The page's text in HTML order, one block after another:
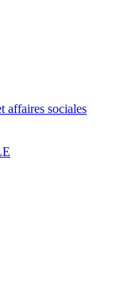
affaires sociales